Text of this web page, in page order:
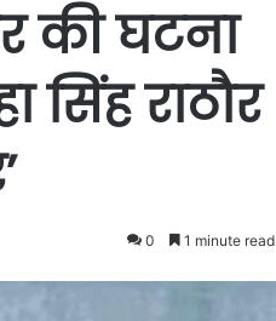
की घटना
सिंह राठौर
0 1 minute read